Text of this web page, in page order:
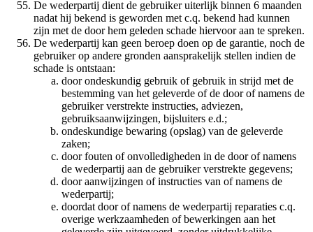
De wederpartij dient de gebruiker uiterlijk binnen 6 maanden
nadat hij bekend is geworden met c.q. bekend had kunnen
zijn met de door hem geleden schade hiervoor aan te spreken.
De wederpartij kan geen beroep doen op de garantie, noch de
gebruiker op andere gronden aansprakelijk stellen indien de
schade is ontstaan:
door ondeskundig gebruik of gebruik in strijd met de
bestemming van het geleverde of de door of namens de
gebruiker verstrekte instructies, adviezen,
gebruiksaanwijzingen, bijsluiters e.d.;
ondeskundige bewaring (opslag) van de geleverde
zaken;
door fouten of onvolledigheden in de door of namens
de wederpartij aan de gebruiker verstrekte gegevens;
door aanwijzingen of instructies van of namens de
wederpartij;
doordat door of namens de wederpartij reparaties c.q.
overige werkzaamheden of bewerkingen aan het